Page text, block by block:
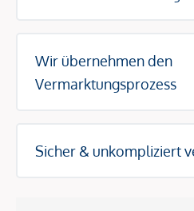
Wir übernehmen den
Vermarktungsprozess
Sicher & unkompliziert